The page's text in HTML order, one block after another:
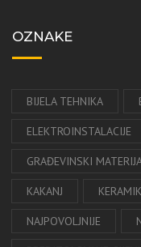
OZNAKE
BIJELA TEHNIKA
ELEKTROINSTALACIJE
GRAĐEVINSKI
KAKANJ
NAJPOVOLJNIJE